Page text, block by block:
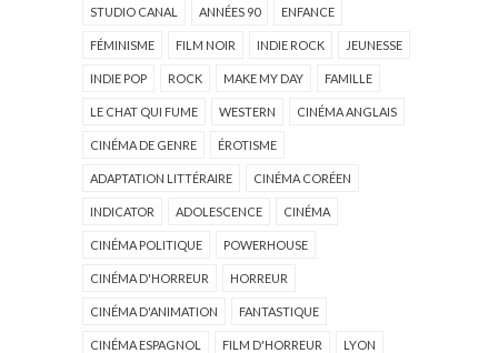
STUDIO CANAL ANNÉES 90 ENFANCE
FÉMINISME FILM NOIR INDIE ROCK JEUNESSE
INDIE POP ROCK MAKE MY DAY FAMILLE
LE CHAT QUI FUME WESTERN CINÉMA ANGLAIS
CINÉMA DE GENRE ÉROTISME
ADAPTATION LITTÉRAIRE CINÉMA CORÉEN
INDICATOR ADOLESCENCE CINÉMA
CINÉMA POLITIQUE POWERHOUSE
CINÉMA D'HORREUR HORREUR
CINÉMA D'ANIMATION FANTASTIQUE
CINÉMA ESPAGNOL FILM D'HORREUR LYON